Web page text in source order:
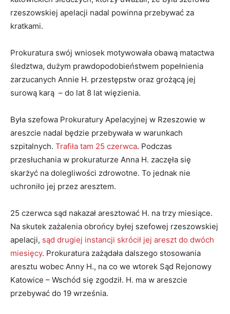
rzeszowskiej apelacji nadal powinna przebywać za
kratkami.
Prokuratura swój wniosek motywowała obawą matactwa
śledztwa, dużym prawdopodobieństwem popełnienia
zarzucanych Annie H. przestępstw oraz grożącą jej
surową karą – do lat 8 lat więzienia.
Była szefowa Prokuratury Apelacyjnej w Rzeszowie w
areszcie nadal będzie przebywała w warunkach
szpitalnych. Trafiła tam 25 czerwca. Podczas
przesłuchania w prokuraturze Anna H. zaczęła się
skarżyć na dolegliwości zdrowotne. To jednak nie
uchroniło jej przez aresztem.
25 czerwca sąd nakazał aresztować H. na trzy miesiące.
Na skutek zażalenia obrońcy byłej szefowej rzeszowskiej
apelacji, sąd drugiej instancji skrócił jej areszt do dwóch
miesięcy. Prokuratura zażądała dalszego stosowania
aresztu wobec Anny H., na co we wtorek Sąd Rejonowy
Katowice – Wschód się zgodził. H. ma w areszcie
przebywać do 19 września.